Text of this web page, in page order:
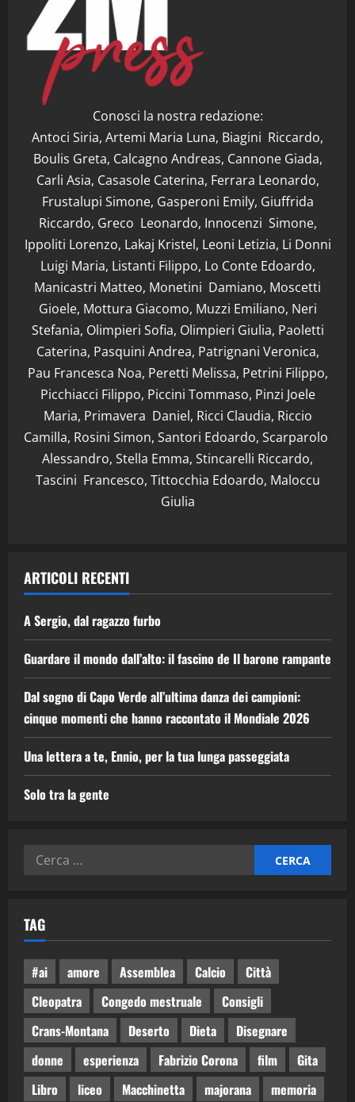
Conosci la nostra redazione:
Antoci Siria, Artemi Maria Luna, Biagini Riccardo,
Boulis Greta, Calcagno Andreas, Cannone Giada,
Carli Asia, Casasole Caterina, Ferrara Leonardo,
Frustalupi Simone, Gasperoni Emily, Giuffrida
Riccardo, Greco Leonardo, Innocenzi Simone,
Ippoliti Lorenzo, Lakaj Kristel, Leoni Letizia, Li Donni
Luigi Maria, Listanti Filippo, Lo Conte Edoardo,
Manicastri Matteo, Monetini Damiano, Moscetti
Gioele, Mottura Giacomo, Muzzi Emiliano, Neri
Stefania, Olimpieri Sofia, Olimpieri Giulia, Paoletti
Caterina, Pasquini Andrea, Patrignani Veronica,
Pau Francesca Noa, Peretti Melissa, Petrini Filippo,
Picchiacci Filippo, Piccini Tommaso, Pinzi Joele
Maria, Primavera Daniel, Ricci Claudia, Riccio
Camilla, Rosini Simon, Santori Edoardo, Scarparolo
Alessandro, Stella Emma, Stincarelli Riccardo,
Tascini Francesco, Tittocchia Edoardo, Maloccu
Giulia
ARTICOLI RECENTI
A Sergio, dal ragazzo furbo
Guardare il mondo dall’alto: il fascino de Il barone rampante
Dal sogno di Capo Verde all’ultima danza dei campioni:
cinque momenti che hanno raccontato il Mondiale 2026
Una lettera a te, Ennio, per la tua lunga passeggiata
Solo tra la gente
TAG
#ai amore Assemblea Calcio
Città
Cleopatra
Congedo mestruale
Consigli
Crans-Montana
Deserto Dieta
Disegnare
donne
esperienza Fabrizio Corona film
Gita
Libro
liceo Macchinetta majorana memoria